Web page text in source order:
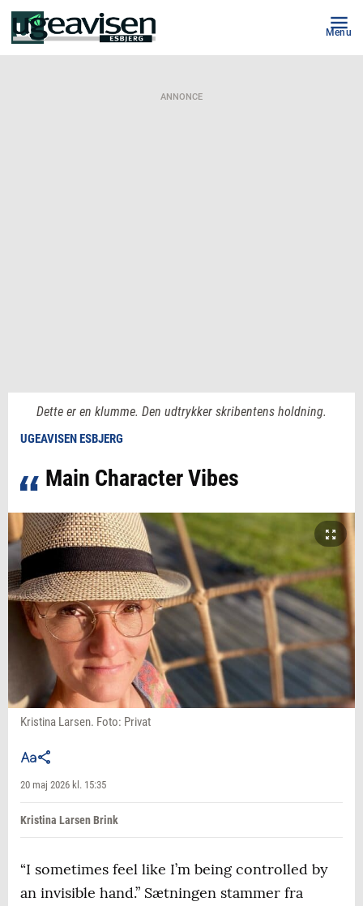
Menu
ANNONCE
Dette er en klumme. Den udtrykker skribentens holdning.
UGEAVISEN ESBJERG
Main Character Vibes
Kristina Larsen. Foto: Privat
20 maj 2026 kl. 15:35
Kristina Larsen Brink
“I sometimes feel like I’m being controlled by
an invisible hand.” Sætningen stammer fra